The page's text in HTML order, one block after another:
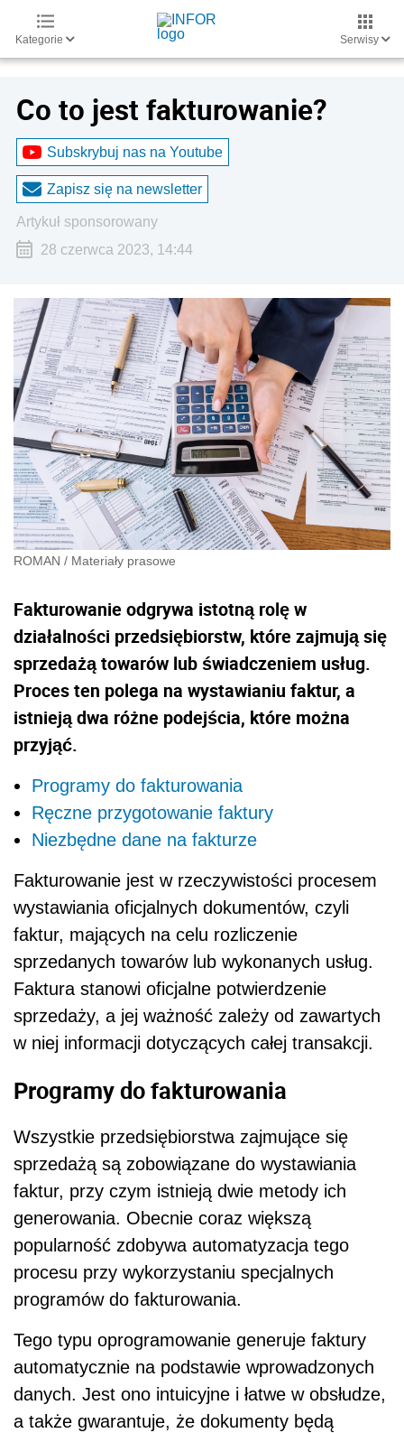
Kategorie Serwisy
Co to jest fakturowanie?
Subskrybuj nas na Youtube
Zapisz się na newsletter
artykuł sponsorowany
28 czerwca 2023, 14:44
ROMAN / Materiały prasowe
Fakturowanie odgrywa istotną rolę w
działalności przedsiębiorstw, które zajmują się
sprzedażą towarów lub świadczeniem usług.
Proces ten polega na wystawianiu faktur, a
istnieją dwa różne podejścia, które można
przyjąć.
Programy do fakturowania
Ręczne przygotowanie faktury
Niezbędne dane na fakturze
Fakturowanie jest w rzeczywistości procesem
wystawiania oficjalnych dokumentów, czyli
faktur, mających na celu rozliczenie
sprzedanych towarów lub wykonanych usług.
Faktura stanowi oficjalne potwierdzenie
sprzedaży, a jej ważność zależy od zawartych
w niej informacji dotyczących całej transakcji.
Programy do fakturowania
Wszystkie przedsiębiorstwa zajmujące się
sprzedażą są zobowiązane do wystawiania
faktur, przy czym istnieją dwie metody ich
generowania. Obecnie coraz większą
popularność zdobywa automatyzacja tego
procesu przy wykorzystaniu specjalnych
programów do fakturowania.
Tego typu oprogramowanie generuje faktury
automatycznie na podstawie wprowadzonych
danych. Jest ono intuicyjne i łatwe w obsłudze,
a także gwarantuje, że dokumenty będą